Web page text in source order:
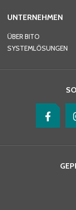
UNTERNEHMEN
ÜBER BITO
SYSTEMLÖSUNGEN